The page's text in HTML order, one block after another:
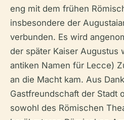
eng mit dem frühen
insbesondere der
verbunden. Es wird
der später Kaiser Augustus
antiken Namen für Lecce)
an die Macht kam. Aus
Gastfreundschaft der Stadt
sowohl des Römischen